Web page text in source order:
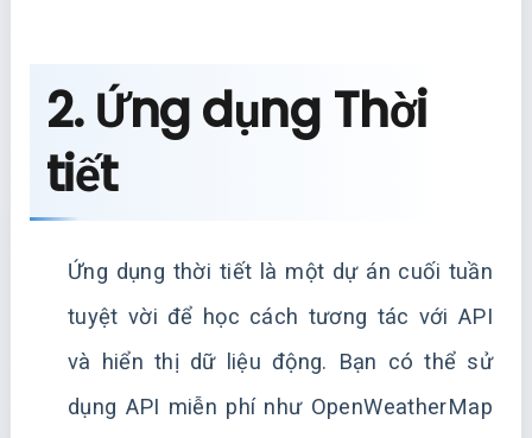
2. Ứng dụng Thời
tiết
Ứng dụng thời tiết là một dự án cuối tuần
tuyệt vời để học cách tương tác với API
và hiển thị dữ liệu động. Bạn có thể sử
dụng API miễn phí như OpenWeatherMap